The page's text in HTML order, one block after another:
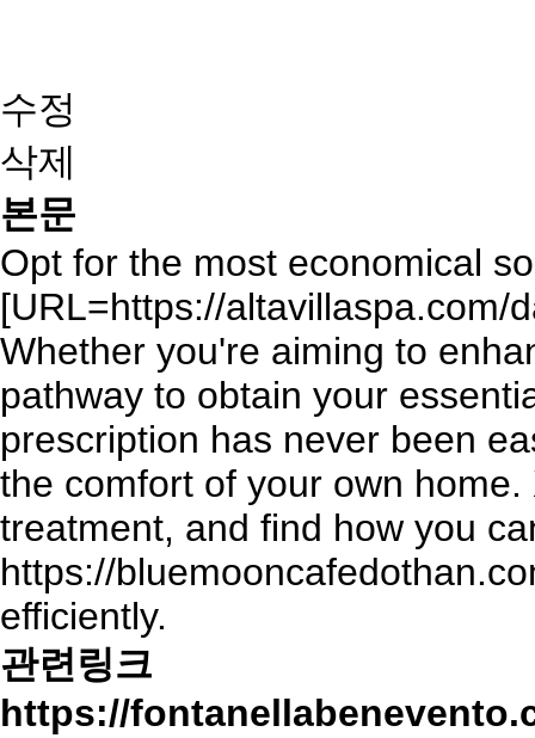
수정
삭제
본문
Opt for the most economical
[URL=https://altavillaspa.com/
Whether you're aiming to
pathway to obtain your
prescription has never been
the comfort of your own
treatment, and find how you
https://
efficiently.
관련링크
https://